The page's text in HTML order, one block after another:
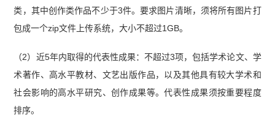
类，其中创作类作品不少于3件。要求图片清晰，须将所有图片打
包成一个zip文件上传系统，大小不超过1GB。
（2）近5年内取得的代表性成果：不超过3项，包括学术论文、学
术著作、高水平教材、文艺出版作品，以及其他具有较大学术和
社会影响的高水平研究、创作成果等。代表性成果须按重要程度
排序。